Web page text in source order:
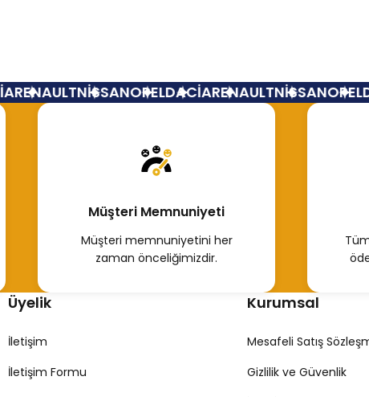
RENAULTNİSSANOPELDACİARENAULTNİSSANOPEL
Müşteri Memnuniyeti
Müşteri memnuniyetini her
zaman önceliğimizdir.
Üyelik
İletişim
İletişim Formu
Kurumsal
Mesafeli Satış
Gizlilik ve Güvenlik